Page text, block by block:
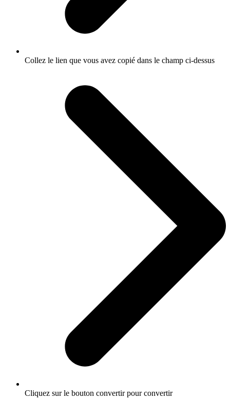
Collez le lien que vous avez copié dans le champ ci-dessus
Cliquez sur le bouton convertir pour convertir